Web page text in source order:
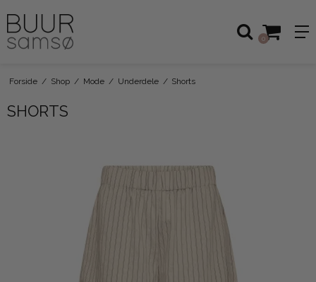
0
Forside / Shop / Mode / Underdele / Shorts
SHORTS